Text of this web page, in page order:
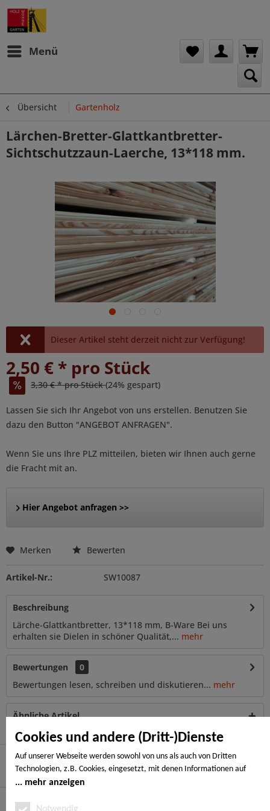
Cookies und andere (Dritt-)Dienste
Auf unserer Webseite werden sowohl von uns als auch von Dritten
Technologien, z.B. Cookies, eingesetzt, mit denen Informationen auf
Ihrem Endgerät gespeichert und/oder von Ihrem Endgerät abgerufen
Notwendige Cookies, Analyse-, Marketing- und Statistik-Cookies. Bei den
mehr anzeigen
Menü
Übersicht Gartenholz
Lärchen-Bretter-Glattkantbretter-
Sichtschutzzaun-Laerche, 13*118 mm.
Dieser Artikel steht derzeit nicht zur Verfügung!
2,50 € * pro Stück
3,30 € * pro Stück(24% gespart)
Lassen Sie sich Ihr Angebot von uns erstellen. Benutzen Sie
dazu den Button "ANGEBOT ANFRAGEN".
Wenn Sie uns Ihre PLZ mitteilen, bieten wir Ihnen auch gerne
die Fracht mit an.
Hier Angebot anfragen >>
Merken Bewerten
Artikel-Nr.: SW10087
Beschreibung
Lärche-Glattkantbretter, 13*118 mm, B-Ware Bei uns
erhalten sie Dielen in schöner Qualität,... mehr
Bewertungen
0
Bewertungen lesen, schreiben und diskutieren... mehr
Ähnliche Artikel
Hier finden Sie uns
Service Hotline